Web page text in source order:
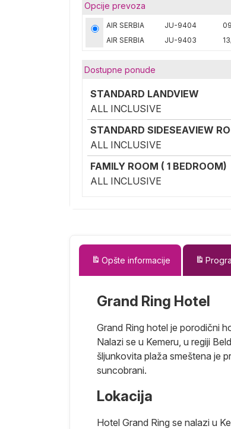
Opcije prevoza
AIR SERBIA JU-9404
AIR SERBIA
JU-9403
Dostupne ponude
STANDARD LANDVIEW
ALL INCLUSIVE
STANDARD SIDESEAVIEW
ALL INCLUSIVE
FAMILY ROOM ( 1 BEDROOM)
ALL INCLUSIVE
Opšte informacije
Grand Ring Hotel
Grand Ring hotel je porodični
Nalazi se u Kemeru, u regiji
šljunkovita plaža smeštena je
suncobrani.
Lokacija
Hotel Grand Ring se nalazi u